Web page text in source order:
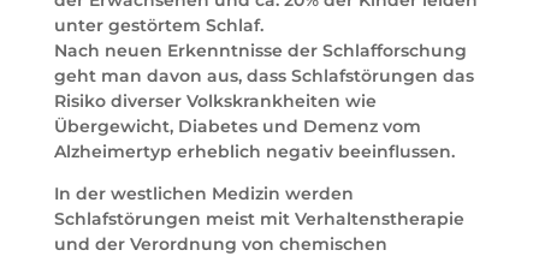
unter gestörtem Schlaf.
Nach neuen Erkenntnisse der Schlafforschung
geht man davon aus, dass Schlafstörungen das
Risiko diverser Volkskrankheiten wie
Übergewicht, Diabetes und Demenz vom
Alzheimertyp erheblich negativ beeinflussen.
In der westlichen Medizin werden
Schlafstörungen meist mit Verhaltenstherapie
und der Verordnung von chemischen